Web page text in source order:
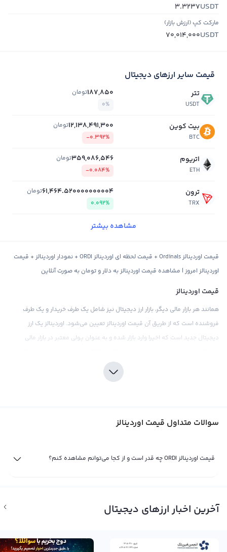
USDT
3.3237
مارکت کپ (ارزش بازار)
USDT
70,014,000
قیمت سایر ارزهای دیجیتال
تتر
USDT
187,850تومان
0%
بیت کوین
BTC
12,138,491,300تومان
-0.392%
اتریوم
ETH
359,086,546تومان
-0.084%
ترون
TRX
61,464.520000000004تومان
0.092%
مشاهده بیشتر
قیمت اوردینالز Ordinals + قیمت لحظه ای اوردینالز ORDI + نمودار اوردینالز + قیمت
اوردینالز امروز | مشاهده قیمت اوردینالز به دلار و تومان به صورت آنلاین
قیمت اوردینالز
همانند هر بازار مالی دیگر، بازار ارز دیجیتال نیز شامل یک طرف خریدار و یک طرف
فروشنده است که از طریق آن قیمت اوردینالز تعیین می‌شود. اوردینالز یک ارز
دیجیتال جدید است که اخیرا وارد بازار شده و به عنوان پولی معتبر در بازار مالی
اوردینالز نیز در مقابل پول‌های فیات مختلف مثل دلار و تومان و دیگر ارزهای
به طور معمول، اوردینالز در صرافی‌های بین‌المللی به همراه دلار آمریکا مورد معامله
قیمت را نیز نشان دهد. برخی از صرافی‌های بین‌المللی نیز قیمت اوردینالز را مستقیما
قیمت لحظه ای اوردینالز
سوالات متداول قیمت اوردینالز
قیمت اوردینالز ORDI چه قدر است و از کجا می‌توانم مشاهده کنم؟
آخرین اخبار ارزهای دیجیتال